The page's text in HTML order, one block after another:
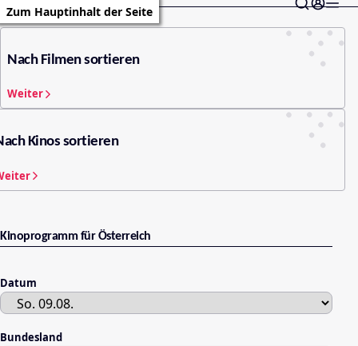
Zum Hauptinhalt der Seite
Nach Filmen sortieren
Weiter
Kinos sortieren
Kinoprogramm für Österreich
Datum
Bundesland